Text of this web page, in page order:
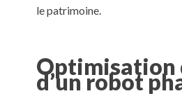
le patrimoine.
Optimisation
d’un robot